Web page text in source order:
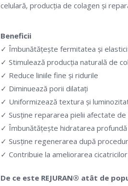
celulară, producția de colagen și
Beneficii
✓ Îmbunătățește fermitatea și
✓ Stimulează producția naturală de
✓ Reduce liniile fine și ridurile
✓ Diminuează porii dilatați
✓ Uniformizează textura și
✓ Susține repararea pielii afectate
✓ Îmbunătățește hidratarea profundă
✓ Susține regenerarea după
✓ Contribuie la ameliorarea
De ce este REJURAN® atât de